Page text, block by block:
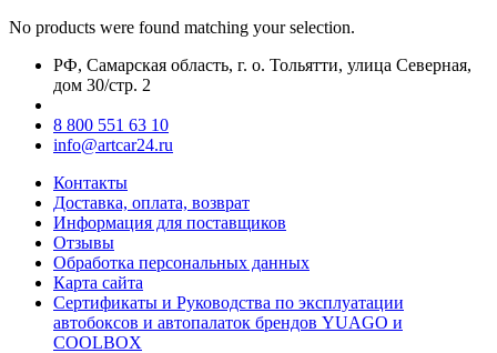
No products were found matching your selection.
РФ, Самарская область, г. о. Тольятти, улица Северная,
дом 30/стр. 2
8 800 551 63 10
info@artcar24.ru
Контакты
Доставка, оплата, возврат
Информация для поставщиков
Отзывы
Обработка персональных данных
Карта сайта
Сертификаты и Руководства по эксплуатации
автобоксов и автопалаток брендов YUAGO и
COOLBOX